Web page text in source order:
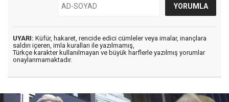
UYARI: Küfür, hakaret, rencide edici cümleler veya imalar, inançlara
saldırı içeren, imla kuralları ile yazılmamış,
Türkçe karakter kullanılmayan ve büyük harflerle yazılmış yorumlar
onaylanmamaktadır.